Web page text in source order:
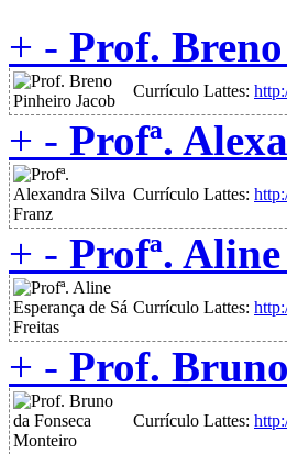
+ - Prof.
Currículo Lattes:
+ - Profª.
Currículo Lattes:
+ - Profª.
Currículo Lattes:
+ - Prof.
Currículo Lattes: